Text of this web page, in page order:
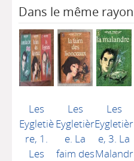
Dans le même rayon
Les
Eygletiè
re, 1.
Les
Les
Eygletièr
e. La
faim des
Les
Eygletièr
e, 3. La
Malandr